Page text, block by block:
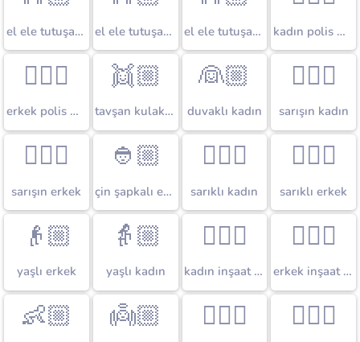
el ele tutuşan erkek ve kadın el ele tutuşan erkekler el ele tutuşan kadınlar kadın polis memuru
👮🏼‍♂️
erkek polis memuru
👯🏼
tavşan kulaklı kişiler
👰🏼
duvaklı kadın
👱🏼‍♀️
sarışın kadın
👱🏼‍♂️
sarışın erkek
👲🏼
çin şapkalı erkek
👳🏼‍♀️
sarıklı kadın
👳🏼‍♂️
sarıklı erkek
👴🏼
yaşlı erkek
👵🏼
yaşlı kadın
👷🏼‍♀️
kadın inşaat işçisi
👷🏼‍♂️
erkek inşaat işçisi
👶🏼 👼🏼 💁🏼‍♀️ 💁🏼‍♂️